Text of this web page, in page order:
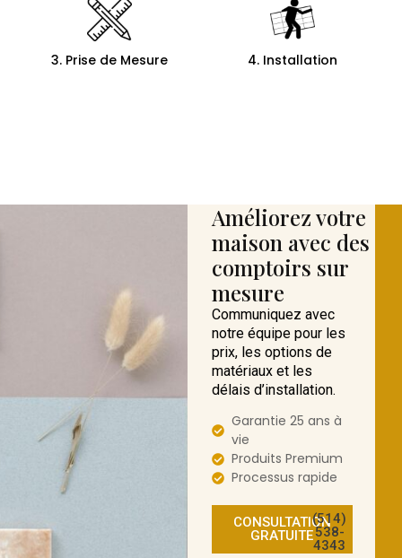
3. Prise de Mesure 4. Installation
Améliorez votre
maison avec des
comptoirs sur
mesure
Communiquez avec
notre équipe pour les
prix, les options de
matériaux et les
délais d’installation.
Garantie 25 ans à
vie
Produits Premium
Processus rapide
CONSULTATION
GRATUITE
(514)
538-
4343